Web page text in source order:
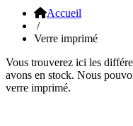
Accueil
/
Verre imprimé
Vous trouverez ici les
avons en stock. Nous
verre imprimé.